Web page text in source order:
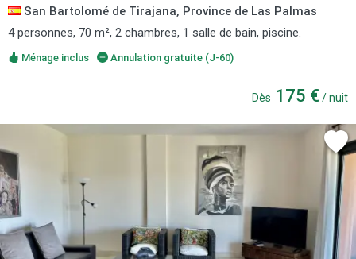
San Bartolomé de Tirajana, Province de Las Palmas
4 personnes, 70 m², 2 chambres, 1 salle de bain, piscine.
Ménage inclus Annulation gratuite (J-60)
Dès 175 € / nuit